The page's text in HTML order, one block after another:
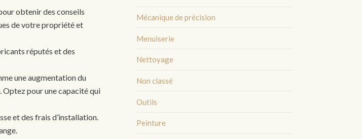
obtenir des conseils
de votre propriété et
réputés et des
une augmentation du
Optez pour une capacité qui
et des frais d’installation.
Mécanique de précision
Menuiserie
Nettoyage
Non classé
Outils
Peinture